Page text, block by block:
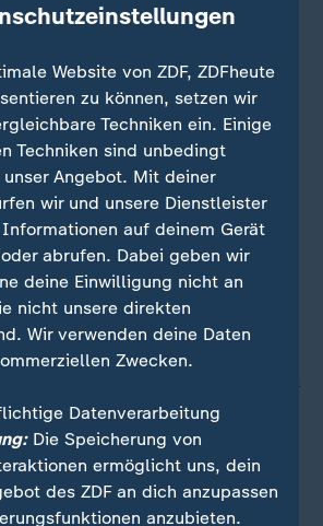
in Rekordzeit
Olympische Komitee (IOC) hatte
die Bob- und
aus Nachhaltigkeitsgründen auf
im Ausland durchzuführen.
auf den Bau einer
war geplant, die 1923
stillgelegte) Pista olimpica
her entschieden sich die
für den rund 120 Millionen
diskutierten Neubau, der zum Teil
folgt. Die Bauarbeiten
2024. Seitdem waren 135
lang im Einsatz, um die neue
zu errichten.
Website von ZDF, ZDFheute
zu können, setzen wir
Techniken ein. Einige
Techniken sind unbedingt
Angebot. Mit deiner
wir und unsere Dienstleister
auf deinem Gerät
abrufen. Dabei geben wir
deine Einwilligung nicht an
nicht unsere direkten
Wir verwenden deine Daten
Zwecken.
Datenverarbeitung
Die Speicherung von
ermöglicht uns, dein
des ZDF an dich anzupassen
anzubieten.